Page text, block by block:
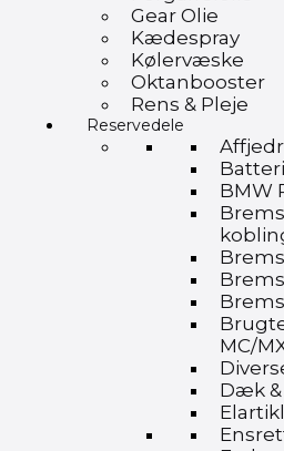
Gear Olie
Kædespray
Kølervæske
Oktanbooster
Rens & Pleje
Reservedele
BMW
MC/
Dæk